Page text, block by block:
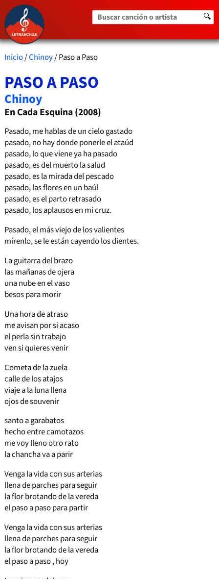
Buscar canción o artista 🔍
Inicio/Chinoy/ Paso a Paso
PASO A PASO
Chinoy
En Cada Esquina (2008)
Pasado, me hablas de un cielo gastado
pasado, no hay donde ponerle el ataúd
pasado, lo que viene ya ha pasado
pasado, es del muerto la salud
pasado, es la mirada del pescado
pasado, las flores en un baúl
pasado, es el parto retrasado
pasado, los aplausos en mi cruz.
Pasado, el más viejo de los valientes
mírenlo, se le están cayendo los dientes.
La guitarra del brazo
las mañanas de ojera
una nube en el vaso
besos para morir
Una hora de atraso
me avisan por si acaso
el perla sin trabajo
ven si quieres venir
Cometa de la zuela
calle de los atajos
viaje a la luna llena
ojos de souvenir
santo a garabatos
hecho entre camotazos
me voy lleno otro rato
la chancha va a parir
Venga la vida con sus arterias
llena de parches para seguir
la flor brotando de la vereda
el paso a paso para partir
Venga la vida con sus arterias
llena de parches para seguir
la flor brotando de la vereda
el paso a paso , hoy